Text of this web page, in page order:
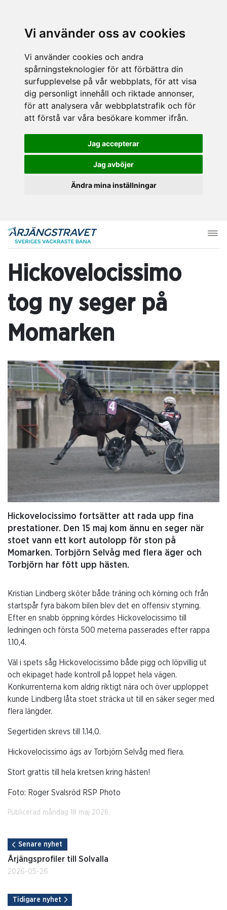
Vi använder oss av cookies
Vi använder cookies och andra
spårningsteknologier för att förbättra din
surfupplevelse på vår webbplats, för att visa
dig personligt innehåll och riktade annonser,
för att analysera vår webbplatstrafik och för
att förstå var våra besökare kommer ifrån.
Jag accepterar
Jag avböjer
Ändra mina inställningar
Hickovelocissimo
tog ny seger på
Momarken
Hickovelocissimo fortsätter att rada upp fina
prestationer. Den 15 maj kom ännu en seger när
stoet vann ett kort autolopp för ston på
Momarken. Torbjörn Selvåg med flera äger och
Torbjörn har fött upp hästen.
Kristian Lindberg sköter både träning och körning och från
startspår fyra bakom bilen blev det en offensiv styrning.
Efter en snabb öppning kördes Hickovelocissimo till
ledningen och första 500 meterna passerades efter rappa
1.10,4.
Väl i spets såg Hickovelocissimo både pigg och löpvillig ut
och ekipaget hade kontroll på loppet hela vägen.
Konkurrenterna kom aldrig riktigt nära och över upploppet
kunde Lindberg låta stoet sträcka ut till en säker seger med
flera längder.
Segertiden skrevs till 1.14,0.
Hickovelocissimo ägs av Torbjörn Selvåg med flera.
Stort grattis till hela kretsen kring hästen!
Foto: Roger Svalsröd RSP Photo
Publicerad måndag 18 maj 2026.
Senare nyhet
Årjängsprofiler till Solvalla
2026-05-26
Tidigare nyhet